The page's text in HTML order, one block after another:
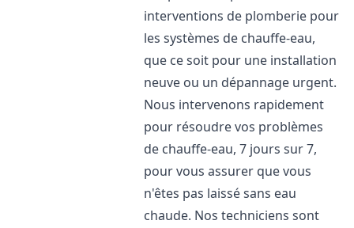
interventions de plomberie pour
les systèmes de chauffe-eau,
que ce soit pour une installation
neuve ou un dépannage urgent.
Nous intervenons rapidement
pour résoudre vos problèmes
de chauffe-eau, 7 jours sur 7,
pour vous assurer que vous
n'êtes pas laissé sans eau
chaude. Nos techniciens sont